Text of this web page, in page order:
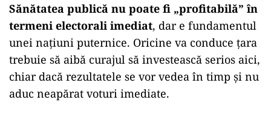
Sănătatea publică nu poate fi „profitabilă” în
termeni electorali imediat, dar e fundamentul
unei națiuni puternice. Oricine va conduce țara
trebuie să aibă curajul să investească serios aici,
chiar dacă rezultatele se vor vedea în timp și nu
aduc neapărat voturi imediate.